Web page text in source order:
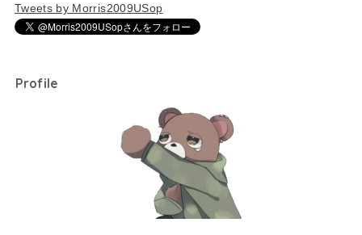
Tweets by Morris2009USop
Profile